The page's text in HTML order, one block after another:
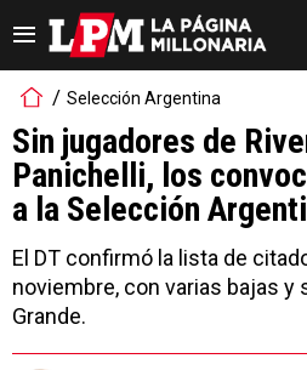
Selección Argentina
Sin jugadores de
Panichelli, los
a la Selección
El DT confirmó la lista de
noviembre, con varias bajas
Grande.